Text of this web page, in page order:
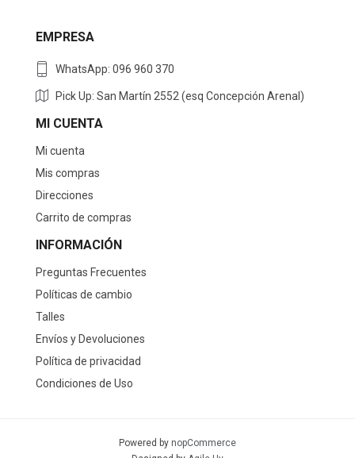
EMPRESA
WhatsApp: 096 960 370
Pick Up: San Martín 2552 (esq Concepción Arenal)
MI CUENTA
Mi cuenta
Mis compras
Direcciones
Carrito de compras
INFORMACIÓN
Preguntas Frecuentes
Políticas de cambio
Talles
Envíos y Devoluciones
Política de privacidad
Condiciones de Uso
Powered by nopCommerce